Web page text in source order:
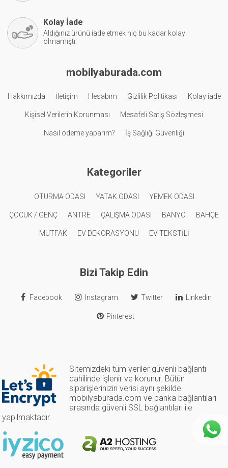
Kolay İade
Aldığınız ürünü iade etmek hiç bu kadar kolay
olmamıştı.
mobilyaburada.com
Hakkımızda İletişim Hesabım Gizlilik Politikası Kolay iade
Kişisel Verilerin Korunması Mesafeli Satış Sözleşmesi
Nasıl ödeme yaparım? İş Sağlığı Güvenliği
Kategoriler
OTURMA ODASI YATAK ODASI YEMEK ODASI
ÇOCUK / GENÇ ANTRE ÇALIŞMA ODASI BANYO BAHÇE
MUTFAK EV DEKORASYONU EV TEKSTİLİ
Bizi Takip Edin
Facebook Instagram Twitter Linkedin
Pinterest
Sitemizdeki tüm veriler güvenli bağlantı
dahilinde işlenir ve korunur. Bütün
siparişlerinizin verisi aynı şekilde
mobilyaburada.com ve banka bağlantıları
arasında güvenli SSL bağlantıları ile
yapılmaktadır.